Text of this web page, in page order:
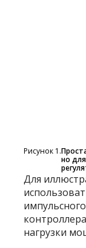
Рисунок 1.
но
Для
нагрузки